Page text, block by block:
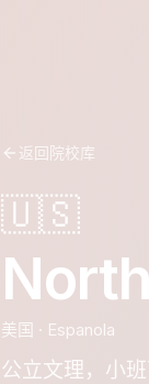
返回院校库
🇺🇸
美国 · Espanola
公立文理，小